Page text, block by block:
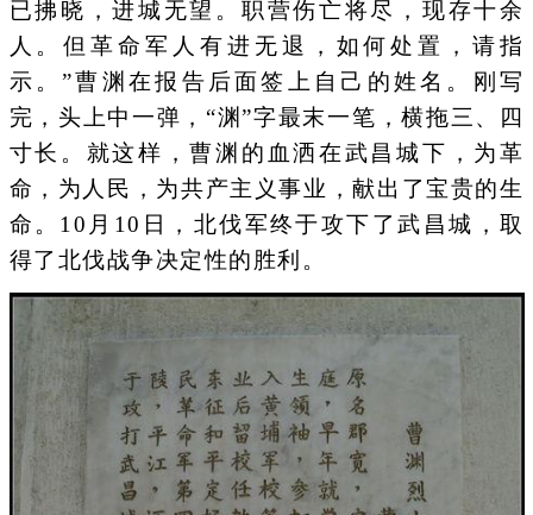
已拂晓，进城无望。职营伤亡将尽，现存十余
人。但革命军人有进无退，如何处置，请指
示。”曹渊在报告后面签上自己的姓名。刚写
完，头上中一弹，“渊”字最末一笔，横拖三、四
寸长。就这样，曹渊的血洒在武昌城下，为革
命，为人民，为共产主义事业，献出了宝贵的生
命。10月10日，北伐军终于攻下了武昌城，取
得了北伐战争决定性的胜利。